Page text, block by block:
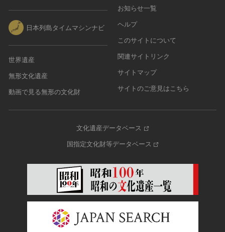
日本列島タイムマシンナビ
世界遺産
無形文化遺産
動画で見る無形の文化財
お知らせ一覧
ヘルプ
このサイトについて
関連サイトリンク
サイトマップ
サイトのご意見はこちら
文化遺産データベース
国指定文化財等データベース